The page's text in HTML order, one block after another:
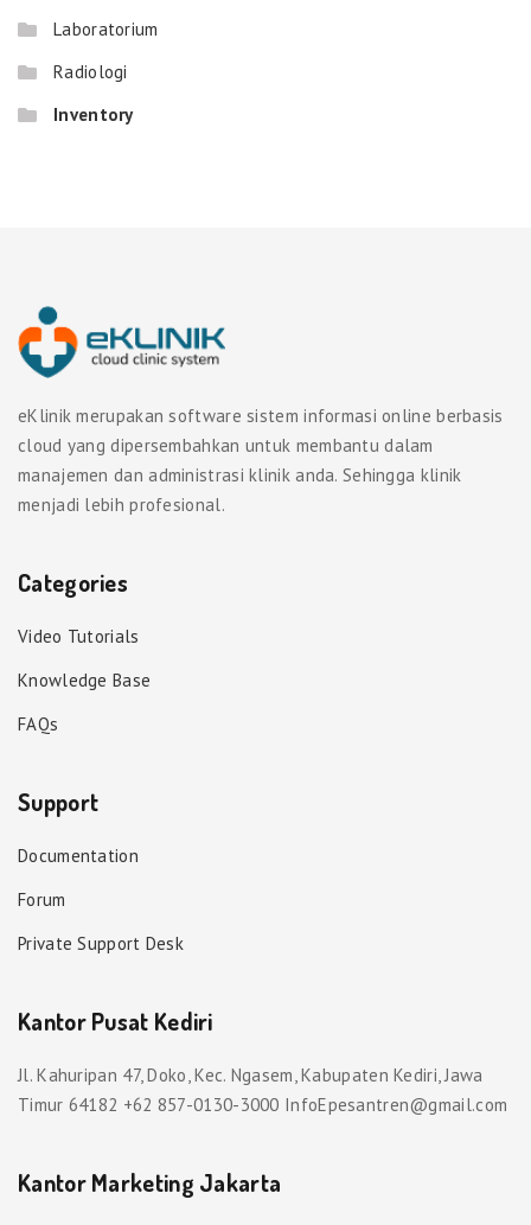
Laboratorium
Radiologi
Inventory
eKlinik merupakan software sistem informasi online berbasis
cloud yang dipersembahkan untuk membantu dalam
manajemen dan administrasi klinik anda. Sehingga klinik
menjadi lebih profesional.
Categories
Video Tutorials
Knowledge Base
FAQs
Support
Documentation
Forum
Private Support Desk
Kantor Pusat Kediri
Jl. Kahuripan 47, Doko, Kec. Ngasem, Kabupaten Kediri, Jawa
Timur 64182 +62 857-0130-3000 InfoEpesantren@gmail.com
Kantor Marketing Jakarta